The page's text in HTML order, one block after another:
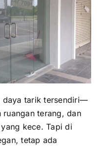
daya tarik tersendiri—
terang, dan
kece. Tapi di
tetap ada